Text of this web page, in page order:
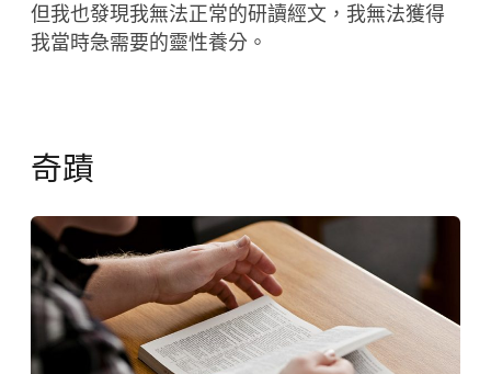
但我也發現我無法正常的研讀經文，我無法獲得
我當時急需要的靈性養分。
奇蹟